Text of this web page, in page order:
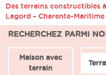
Des terrains constructibles
Lagord – Charente-Maritime
RECHERCHEZ PARMI
Maison avec
terrain